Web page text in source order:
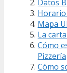
Datos
Horario
Mapa
La
Cómo
Pizzería
Cómo